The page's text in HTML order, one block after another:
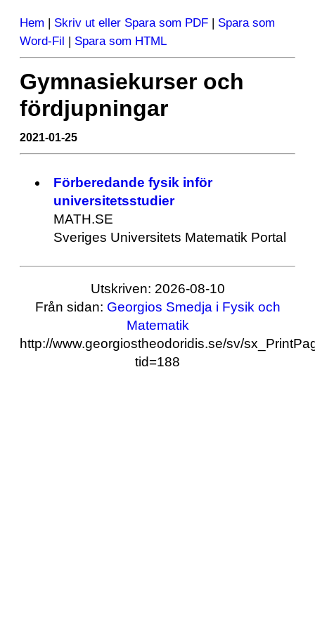
Hem | Skriv ut eller Spara som PDF | Spara som
Word-Fil | Spara som HTML
Gymnasiekurser och
fördjupningar
2021-01-25
Förberedande fysik inför
universitetsstudier
MATH.SE
Sveriges Universitets Matematik Portal
Utskriven: 2026-08-10
Från sidan: Georgios Smedja i Fysik och
Matematik
http://www.georgiostheodoridis.se/sv/
tid=188